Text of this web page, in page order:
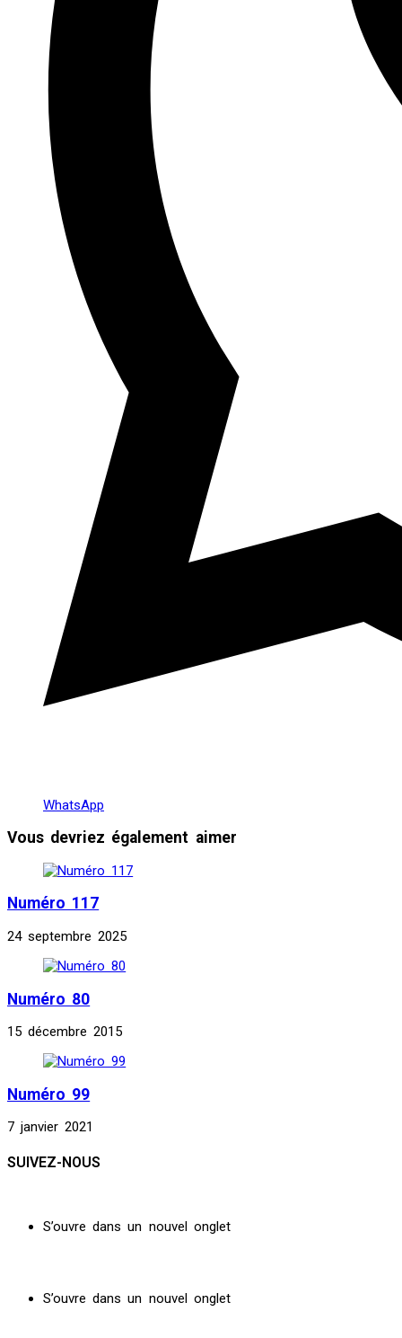
WhatsApp
Vous devriez également aimer
Numéro 117
24 septembre 2025
Numéro 80
15 décembre 2015
Numéro 99
7 janvier 2021
SUIVEZ-NOUS
S’ouvre dans un nouvel onglet
S’ouvre dans un nouvel onglet